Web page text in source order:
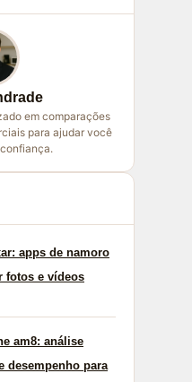
em comparações
para ajudar você
apps de namoro
fotos e vídeos
am8: análise
desempenho para